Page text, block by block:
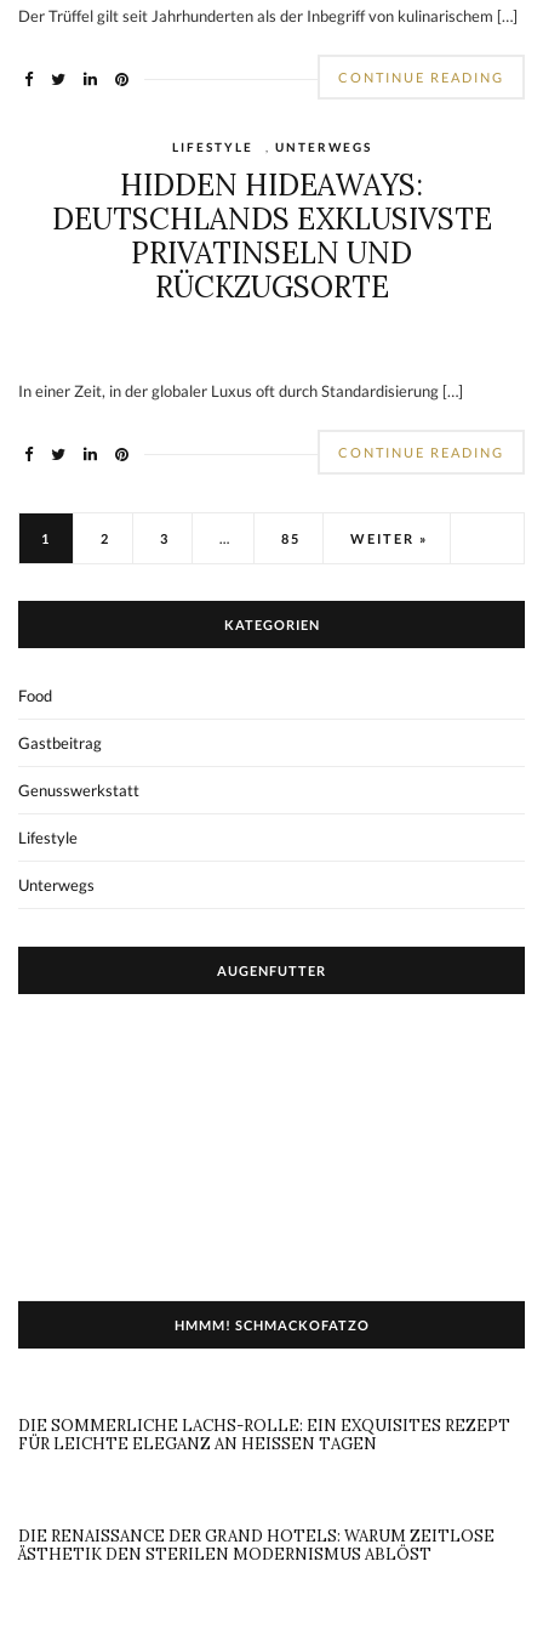
Der Trüffel gilt seit Jahrhunderten als der Inbegriff von kulinarischem […]
CONTINUE READING
LIFESTYLE UNTERWEGS
HIDDEN HIDEAWAYS:
DEUTSCHLANDS EXKLUSIVSTE
PRIVATINSELN UND
RÜCKZUGSORTE
In einer Zeit, in der globaler Luxus oft durch Standardisierung […]
CONTINUE READING
1 2 3 … 85 WEITER »
KATEGORIEN
Food
Gastbeitrag
Genusswerkstatt
Lifestyle
Unterwegs
AUGENFUTTER
HMMM! SCHMACKOFATZO
DIE SOMMERLICHE LACHS-ROLLE: EIN EXQUISITES REZEPT
FÜR LEICHTE ELEGANZ AN HEISSEN TAGEN
DIE RENAISSANCE DER GRAND HOTELS: WARUM ZEITLOSE
ÄSTHETIK DEN STERILEN MODERNISMUS ABLÖST